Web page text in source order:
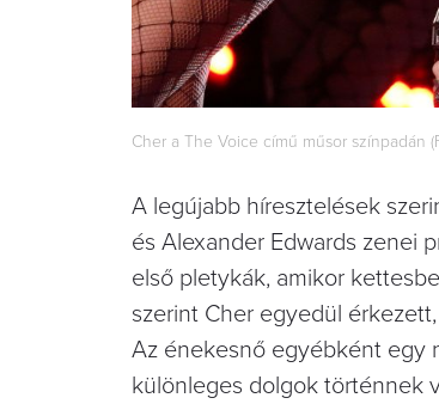
Cher a The Voice című műsor színpadán
A legújabb híresztelések
és Alexander Edwards zenei
első pletykák, amikor
szerint Cher egyedül
Az énekesnő egyébként egy
különleges dolgok történnek